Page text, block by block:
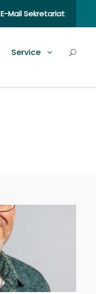
E-Mail Sekretariat
Service